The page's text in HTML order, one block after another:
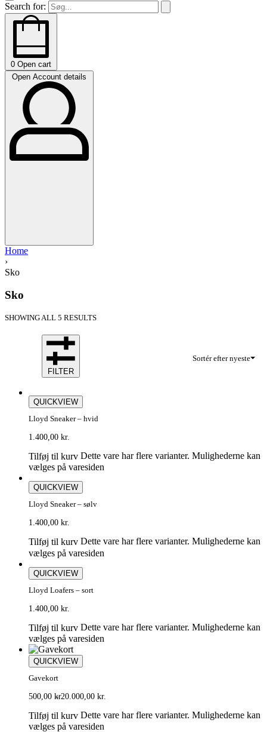
Search for:
0 Open cart
Open Account details
Home
›
Sko
Sko
SHOWING ALL 5 RESULTS
Sortér efter nyeste
FILTER
QUICKVIEW
Lloyd Sneaker – hvid
1.400,00 kr.
Tilføj til kurv Dette vare har flere varianter. Mulighederne kan
vælges på varesiden
QUICKVIEW
Lloyd Sneaker – sølv
1.400,00 kr.
Tilføj til kurv Dette vare har flere varianter. Mulighederne kan
vælges på varesiden
QUICKVIEW
Lloyd Loafers – sort
1.400,00 kr.
Tilføj til kurv Dette vare har flere varianter. Mulighederne kan
vælges på varesiden
QUICKVIEW
Gavekort
500,00 kr.20.000,00 kr.
Tilføj til kurv Dette vare har flere varianter. Mulighederne kan
vælges på varesiden